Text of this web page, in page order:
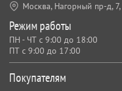
Покупателям
Москва, Нагорный пр-д, 7,
Режим работы
ПН - ЧТ с 9:00 до 18:00
ПТ с 9:00 до 17:00